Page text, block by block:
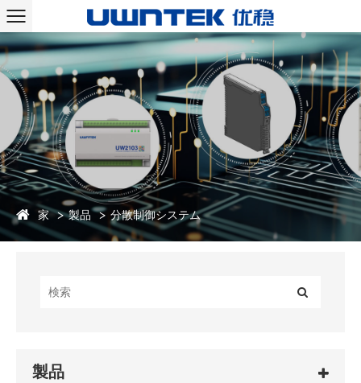
家 製品 分散制御システム
製品